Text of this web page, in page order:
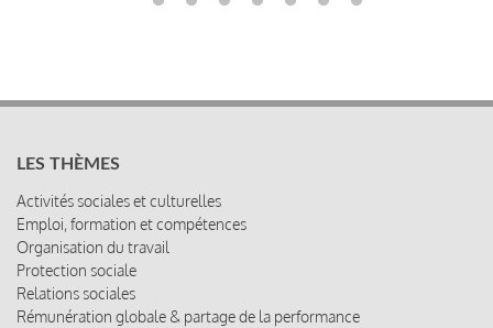
LES THÈMES
Activités sociales et culturelles
Emploi, formation et compétences
Organisation du travail
Protection sociale
Relations sociales
Rémunération globale & partage de la performance